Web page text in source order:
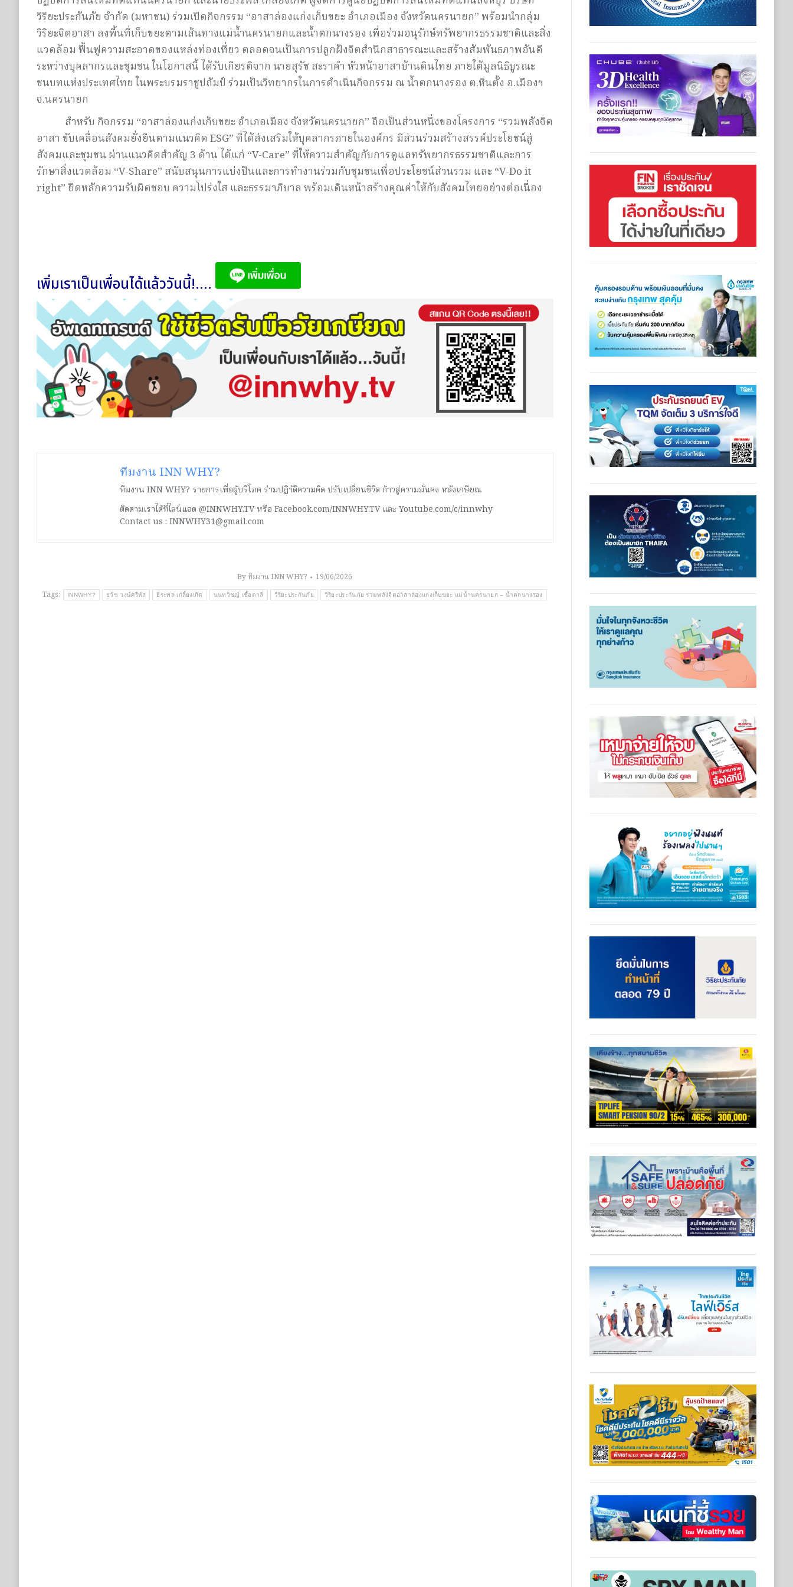
วิริยะประกันภัย จำกัด (มหาชน) ร่วมเปิดกิจกรรม “อาสาล่องแก่งเก็บขยะ อำเภอเมือง จังหวัดนครนายก” พร้อมนำกลุ่ม
วิริยะจิตอาสา ลงพื้นที่เก็บขยะตามเส้นทางแม่น้ำนครนายกและน้ำตกนางรอง เพื่อร่วมอนุรักษ์ทรัพยากรธรรมชาติและสิ่ง
แวดล้อม ฟื้นฟูความสะอาดของแหล่งท่องเที่ยว ตลอดจนเป็นการปลูกฝังจิตสำนึกสาธารณะและสร้างสัมพันธภาพอันดี
ระหว่างบุคลากรและชุมชน ในโอกาสนี้ ได้รับเกียรติจาก นายสุรัช สะราคำ หัวหน้าอาสาบ้านดินไทย ภายใต้มูลนิธิบูรณะ
ชนบทแห่งประเทศไทย ในพระบรมราชูปถัมป์ ร่วมเป็นวิทยากรในการดำเนินกิจกรรม ณ น้ำตกนางรอง ต.หินตั้ง อ.เมืองฯ
จ.นครนายก
สำหรับ กิจกรรม “อาสาล่องแก่งเก็บขยะ อำเภอเมือง จังหวัดนครนายก” ถือเป็นส่วนหนึ่งของโครงการ “รวมพลังจิต
อาสา ขับเคลื่อนสังคมยั่งยืนตามแนวคิด ESG” ที่ได้ส่งเสริมให้บุคลากรภายในองค์กร มีส่วนร่วมสร้างสรรค์ประโยชน์สู่
สังคมและชุมชน ผ่านแนวคิดสำคัญ 3 ด้าน ได้แก่ “V-Care” ที่ให้ความสำคัญกับการดูแลทรัพยากรธรรมชาติและการ
รักษาสิ่งแวดล้อม “V-Share” สนับสนุนการแบ่งปันและการทำงานร่วมกับชุมชนเพื่อประโยชน์ส่วนรวม และ “V-Do it
right” ยึดหลักความรับผิดชอบ ความโปร่งใส และธรรมาภิบาล พร้อมเดินหน้าสร้างคุณค่าให้กับสังคมไทยอย่างต่อเนื่อง
เพิ่มเราเป็นเพื่อนได้แล้ววันนี้!....
ทีมงาน INN WHY?
ทีมงาน INN WHY? รายการเพื่อผู้บริโภค ร่วมปฏิวัติความคิด ปรับเปลี่ยนชีวิต ก้าวสู่ความมั่นคง หลังเกษียณ
ติดตามเราได้ที่ไลน์แอด @INNWHY.TV หรือ Facebook.com/INNWHY.TV และ Youtube.com/c/innwhy
Contact us : INNWHY31@gmail.com
Byทีมงาน INN WHY?
19/06/2026
Tags:
INNWHY? ธวัช วงษ์ศรีหัส ธีระพล เกลี้ยงเกิด นนทวิชญ์ เชื้อตาลี วิริยะประกันภัย วิริยะประกันภัย รวมพลังจิตอาสาล่องแก่งเก็บขยะ แม่น้ำนครนายก – น้ำตกนางรอง